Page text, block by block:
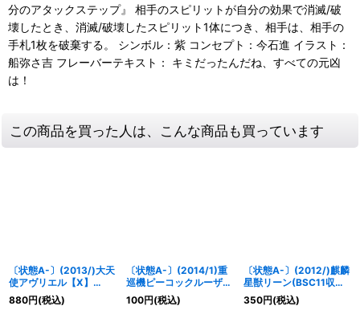
分のアタックステップ』 相手のスピリットが自分の効果で消滅/破
壊したとき、消滅/破壊したスピリット1体につき、相手は、相手の
手札1枚を破棄する。 シンボル：紫 コンセプト：今石進 イラスト：
船弥さ吉 フレーバーテキスト： キミだったんだね、すべての元凶
は！
この商品を買った人は、こんな商品も買っています
〔状態A-〕(2013/)大天
使アヴリエル【X】
{BS23-X05}《黄》
880円(税込)
〔状態A-〕(2014/1)重
巡機ピーコックルーザー
【M】{BS28-034}
《白》
100円(税込)
〔状態A-〕(2012/)麒麟
星獣リーン(BSC11収録)
【X】{BS13-X05}
《黄》
350円(税込)